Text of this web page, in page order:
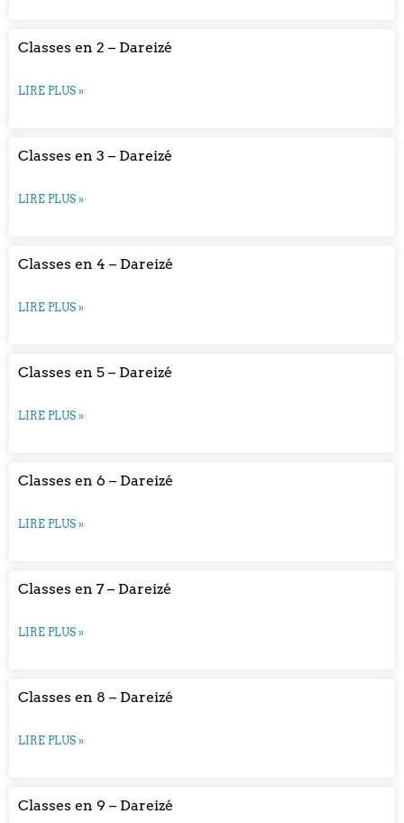
Classes en 2 – Dareizé
LIRE PLUS »
Classes en 3 – Dareizé
LIRE PLUS »
Classes en 4 – Dareizé
LIRE PLUS »
Classes en 5 – Dareizé
LIRE PLUS »
Classes en 6 – Dareizé
LIRE PLUS »
Classes en 7 – Dareizé
LIRE PLUS »
Classes en 8 – Dareizé
LIRE PLUS »
Classes en 9 – Dareizé